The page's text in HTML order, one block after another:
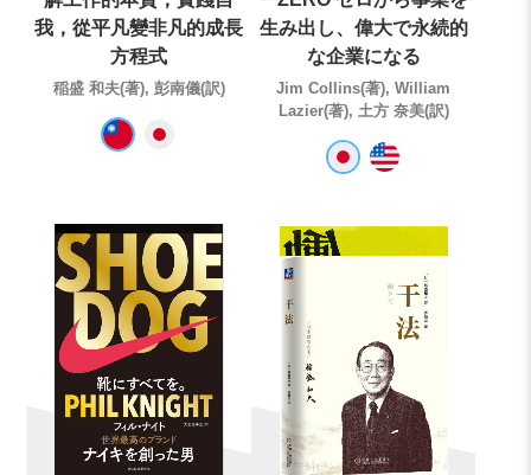
我，從平凡變非凡的成長
方程式
稲盛 和夫(著), 彭南儀(訳)
生み出し、偉大で永続的
な企業になる
Jim Collins(著), William
Lazier(著), 土方 奈美(訳)